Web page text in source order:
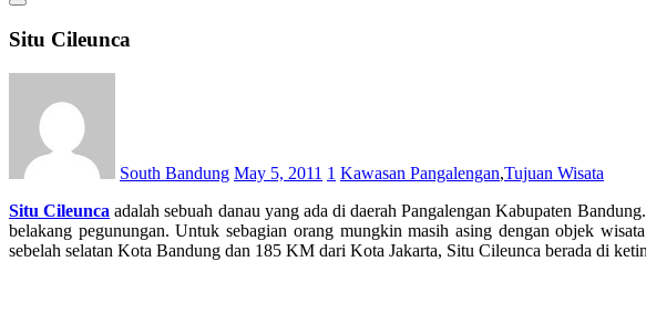
Situ Cileunca
South Bandung May 5, 2011 1 Kawasan Pangalengan,Tujuan Wisata
Situ Cileunca adalah sebuah danau yang ada di daerah Pangalengan Kabupaten
belakang pegunungan. Untuk sebagian orang mungkin masih asing dengan objek
sebelah selatan Kota Bandung dan 185 KM dari Kota Jakarta, Situ Cileunca berada di